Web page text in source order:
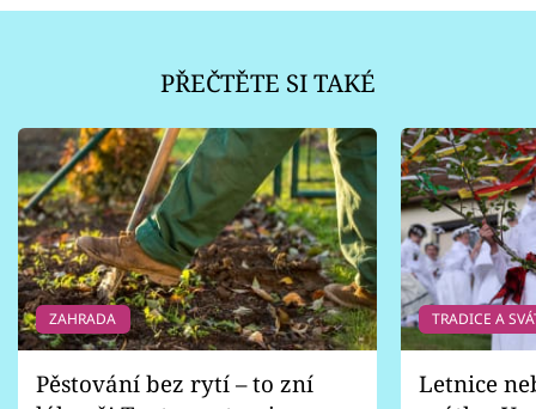
PŘEČTĚTE SI TAKÉ
ZAHRADA
Pěstování bez rytí – to zní
TRADICE A
Letnice